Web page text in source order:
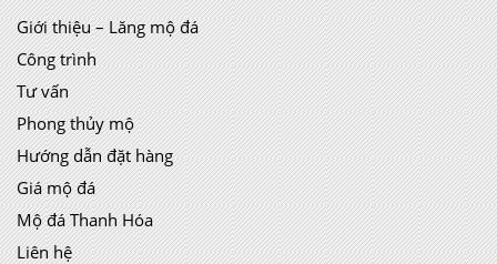
Giới thiệu – Lăng mộ đá
Công trình
Tư vấn
Phong thủy mộ
Hướng dẫn đặt hàng
Giá mộ đá
Mộ đá Thanh Hóa
Liên hệ